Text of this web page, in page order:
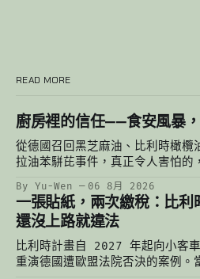
READ MORE
廚房裡的信任——食安風暴
從德國召回黑芝麻油、比利時橄欖
拉油苯駢芘事件，真正令人害怕的
始終是一份對制度的信任。
By Yu-Wen 06 8月 2026
一張貼紙，兩次繳稅：比
還沒上路就違法
比利時計畫自 2027 年起向小客
重演德國遭歐盟法院否決的案例。